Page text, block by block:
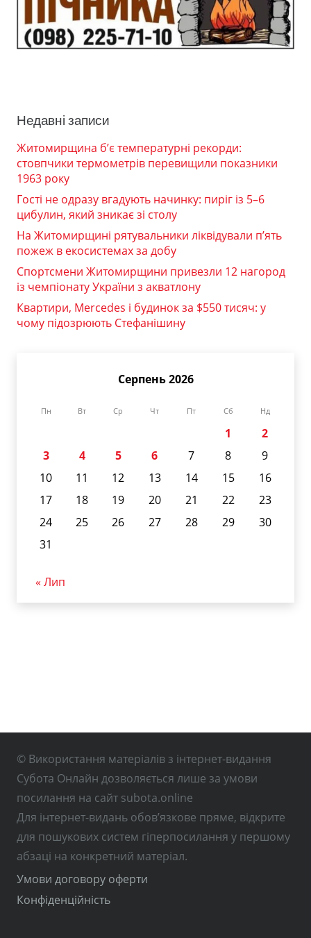
Недавні записи
Житомирщина б’є температурні рекорди:
стовпчики термометрів перевищили показники
1963 року
Гості не одразу вгадують начинку: пиріг із 5–6
цибулин, який зникає зі столу
На Житомирщині рятувальники ліквідували п’ять
пожеж в екосистемах за добу
Спортсмени Житомирщини привезли 12 нагород
із чемпіонату України з акватлону
Квартири, Mercedes і будинок за $550 тисяч: у
чому підозрюють Стефанішину
Серпень 2026
Пн Вт Ср Чт Пт Сб Нд
1
2
3
4 5 6 7 8
9
10
11 12 13 14 15
16
17
18 19 20 21 22
23
24
25 26 27 28 29
30
31
« Лип
© Використання матеріалів з інтернет-видання
Субота Онлайн дозволяється лише за умови
посилання на сайт subota.online
Для інтернет-видань обов’язкове пряме, відкрите
для пошукових систем гіперпосилання у першому
абзаці на конкретний матеріал.
Умови договору оферти
Конфіденційність